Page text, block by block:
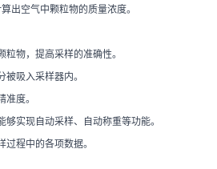
出空气中颗粒物的质量浓度。
物，提高采样的准确性。
吸入采样器内。
度。
实现自动采样、自动称重等功能。
程中的各项数据。